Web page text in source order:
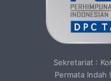
Sekretariat :
Permata Indah